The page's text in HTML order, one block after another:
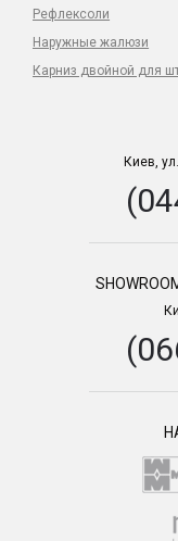
Рефлексоли
Наружные жалюзи
Карниз двойной для
Киев,